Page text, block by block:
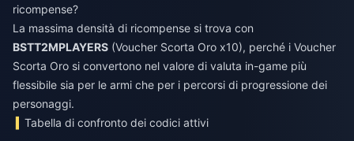
ricompense?
La massima densità di ricompense si trova con
BSTT2MPLAYERS (Voucher Scorta Oro x10), perché i Voucher
Scorta Oro si convertono nel valore di valuta in-game più
flessibile sia per le armi che per i percorsi di progressione dei
personaggi.
Tabella di confronto dei codici attivi